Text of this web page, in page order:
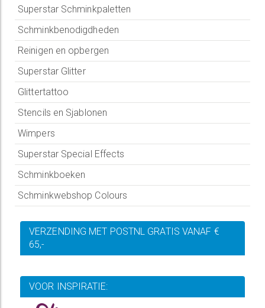
Superstar Schminkpaletten
Schminkbenodigdheden
Reinigen en opbergen
Superstar Glitter
Glittertattoo
Stencils en Sjablonen
Wimpers
Superstar Special Effects
Schminkboeken
Schminkwebshop Colours
VERZENDING MET POSTNL GRATIS VANAF €
65,-
VOOR INSPIRATIE: